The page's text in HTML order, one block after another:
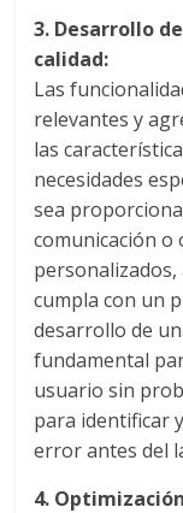
Colombia
sus
filiales
en
América
Latina
Una
mirada
estratégica
versátil
del
Marketing
LATAM
3. Desarrollo
calidad:
Las
relevantes y
las
necesidades
sea
comunicación o
cumpla con un
desarrollo de
fundamental
usuario sin
para identificar
error antes del
4.